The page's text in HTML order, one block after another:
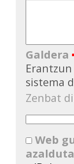
Galdera
sistema
Zenbat
Web